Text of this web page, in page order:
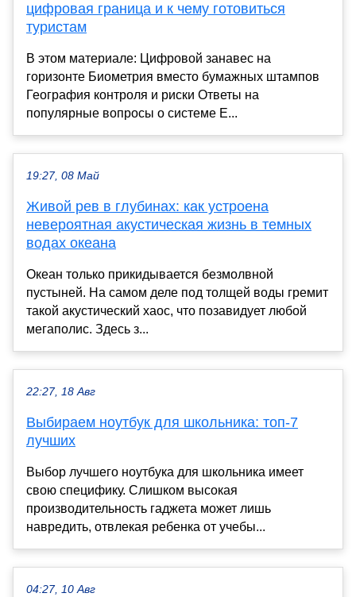
цифровая граница и к чему готовиться
туристам
В этом материале: Цифровой занавес на
горизонте Биометрия вместо бумажных штампов
География контроля и риски Ответы на
популярные вопросы о системе E...
19:27, 08 Май
Живой рев в глубинах: как устроена
невероятная акустическая жизнь в темных
водах океана
Океан только прикидывается безмолвной
пустыней. На самом деле под толщей воды гремит
такой акустический хаос, что позавидует любой
мегаполис. Здесь з...
22:27, 18 Авг
Выбираем ноутбук для школьника: топ-7
лучших
Выбор лучшего ноутбука для школьника имеет
свою специфику. Слишком высокая
производительность гаджета может лишь
навредить, отвлекая ребенка от учебы...
04:27, 10 Авг